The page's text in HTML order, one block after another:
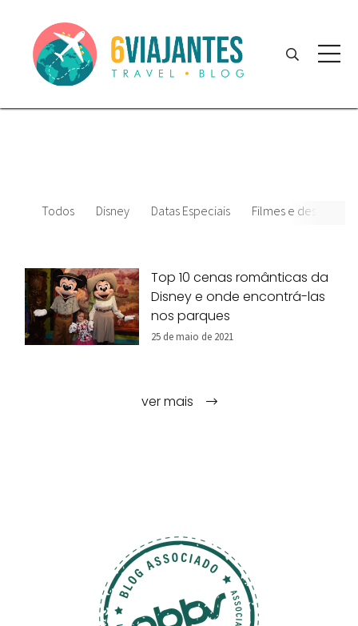
Todos Disney Datas Especiais Filmes e desenhos
Top 10 cenas românticas da
Disney e onde encontrá-las
nos parques
25 de maio de 2021
ver mais